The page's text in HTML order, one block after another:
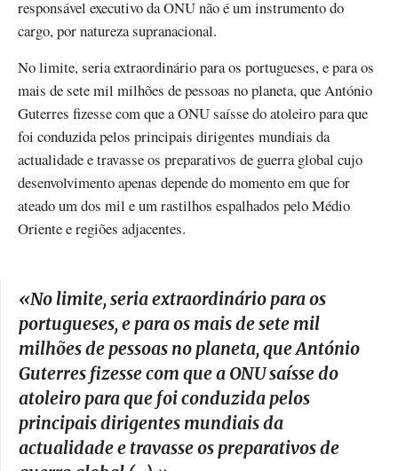
responsável executivo da ONU não é um instrumento do
cargo, por natureza supranacional.
No limite, seria extraordinário para os portugueses, e para os
mais de sete mil milhões de pessoas no planeta, que António
Guterres fizesse com que a ONU saísse do atoleiro para que
foi conduzida pelos principais dirigentes mundiais da
actualidade e travasse os preparativos de guerra global cujo
desenvolvimento apenas depende do momento em que for
ateado um dos mil e um rastilhos espalhados pelo Médio
Oriente e regiões adjacentes.
«No limite, seria extraordinário para os
portugueses, e para os mais de sete mil
milhões de pessoas no planeta, que António
Guterres fizesse com que a ONU saísse do
atoleiro para que foi conduzida pelos
principais dirigentes mundiais da
actualidade e travasse os preparativos de